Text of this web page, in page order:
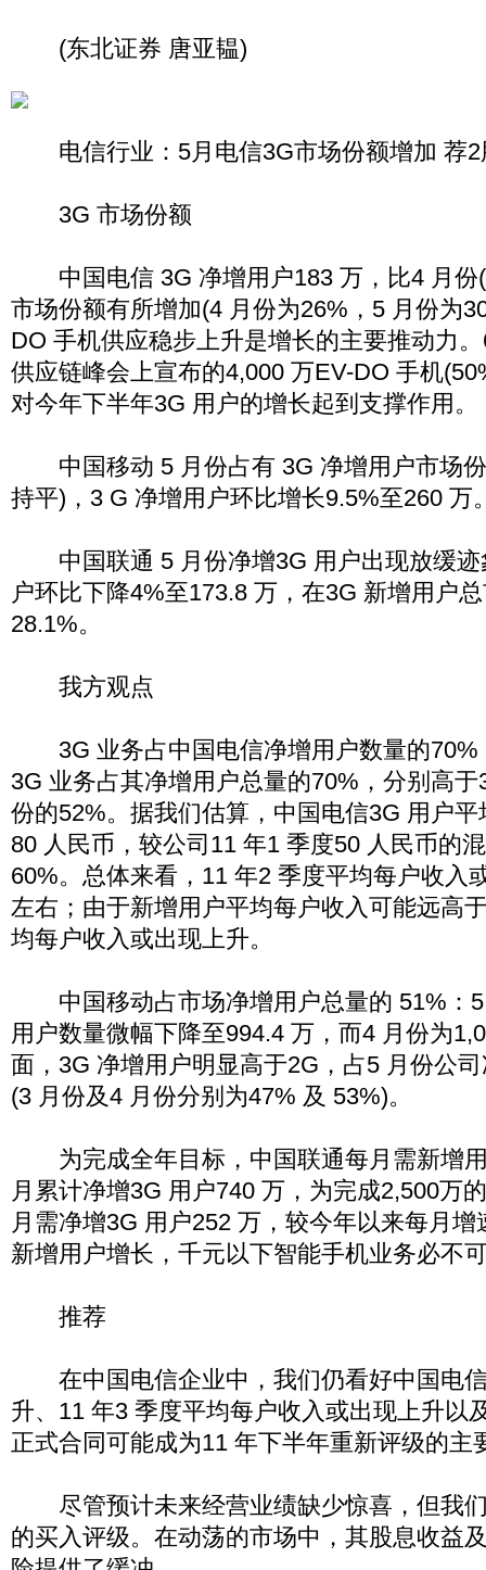
(东北证券 唐亚韫)
电信行业：5月电信3G市场份额增加 荐2
3G 市场份额
中国电信 3G 净增用户183 万，比4 月份
市场份额有所增加(4 月份为26%，5 月份为
DO 手机供应稳步上升是增长的主要推动力
供应链峰会上宣布的4,000 万EV-DO 手机
对今年下半年3G 用户的增长起到支撑作用。
中国移动 5 月份占有 3G 净增用户市场份
持平)，3 G 净增用户环比增长9.5%至260 万
中国联通 5 月份净增3G 用户出现放缓迹
户环比下降4%至173.8 万，在3G 新增用户
28.1%。
我方观点
3G 业务占中国电信净增用户数量的70%
3G 业务占其净增用户总量的70%，分别高
份的52%。据我们估算，中国电信3G 用户
80 人民币，较公司11 年1 季度50 人民币的
60%。总体来看，11 年2 季度平均每户收入
左右；由于新增用户平均每户收入可能远高
均每户收入或出现上升。
中国移动占市场净增用户总量的 51%：5
用户数量微幅下降至994.4 万，而4 月份为
面，3G 净增用户明显高于2G，占5 月份公
(3 月份及4 月份分别为47% 及 53%)。
为完成全年目标，中国联通每月需新增用
月累计净增3G 用户740 万，为完成2,500万
月需净增3G 用户252 万，较今年以来每月
新增用户增长，千元以下智能手机业务必不
推荐
在中国电信企业中，我们仍看好中国电
升、11 年3 季度平均每户收入或出现上升以
正式合同可能成为11 年下半年重新评级的主
尽管预计未来经营业绩缺少惊喜，但我
的买入评级。在动荡的市场中，其股息收益